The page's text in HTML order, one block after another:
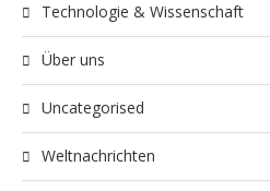
Technologie & Wissenschaft
Über uns
Uncategorised
Weltnachrichten